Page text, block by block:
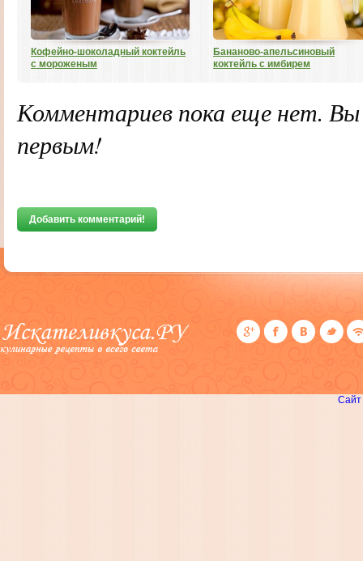
Кофейно-шоколадный коктейль
с мороженым
Бананово-апельсиновый
коктейль с имбирем
Комментариев пока еще нет.
первым!
Добавить комментарий!
Сайт